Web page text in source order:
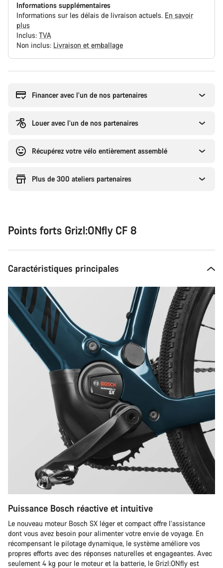
Informations supplémentaires
Informations sur les délais de livraison actuels. En savoir
plus
Inclus: TVA
Non inclus: Livraison et emballage
Financer avec l’un de nos partenaires
Louer avec l’un de nos partenaires
Récupérez votre vélo entièrement assemblé
Plus de 300 ateliers partenaires
Points forts Grizl:ONfly CF 8
Caractéristiques principales
Puissance Bosch réactive et intuitive
Le nouveau moteur Bosch SX léger et compact offre l’assistance
dont vous avez besoin pour alimenter votre envie de voyage. En
récompensant le pilotage dynamique, le système améliore vos
propres efforts avec des réponses naturelles et engageantes. Avec
seulement 4 kg pour le moteur et la batterie, le Grizl:ONfly est